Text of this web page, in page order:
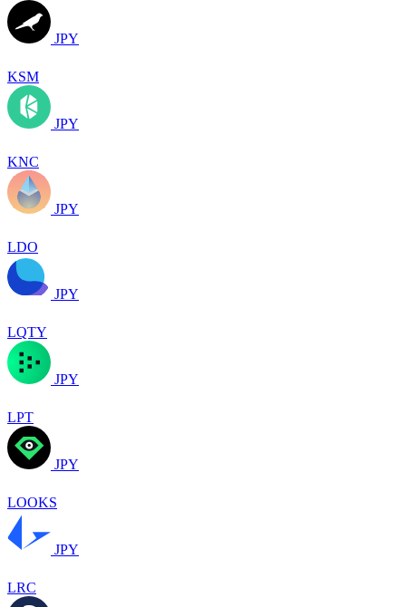
JPY
KSM
JPY
KNC
JPY
LDO
JPY
LQTY
JPY
LPT
JPY
LOOKS
JPY
LRC